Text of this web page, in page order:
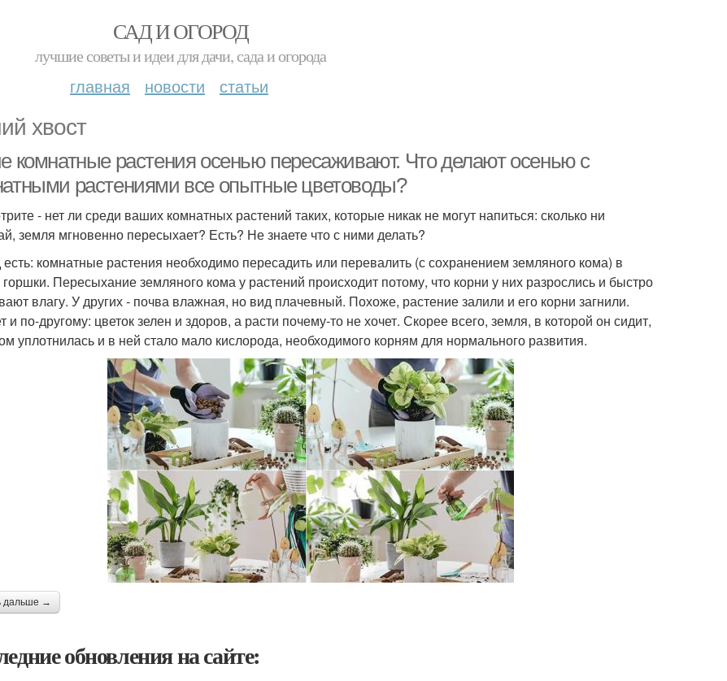
САД И ОГОРОД
лучшие советы и идеи для дачи, сада и огорода
главная новости статьи
хвост
комнатные растения осенью пересаживают. Что делают осенью с
растениями все опытные цветоводы?
- нет ли среди ваших комнатных растений таких, которые никак не могут напиться: сколько ни
земля мгновенно пересыхает? Есть? Не знаете что с ними делать?
комнатные растения необходимо пересадить или перевалить (с сохранением земляного кома) в
Пересыхание земляного кома у растений происходит потому, что корни у них разрослись и быстро
влагу. У других - почва влажная, но вид плачевный. Похоже, растение залили и его корни загнили.
и по-другому: цветок зелен и здоров, а расти почему-то не хочет. Скорее всего, земля, в которой он сидит,
уплотнилась и в ней стало мало кислорода, необходимого корням для нормального развития.
дальше →
обновления на сайте: